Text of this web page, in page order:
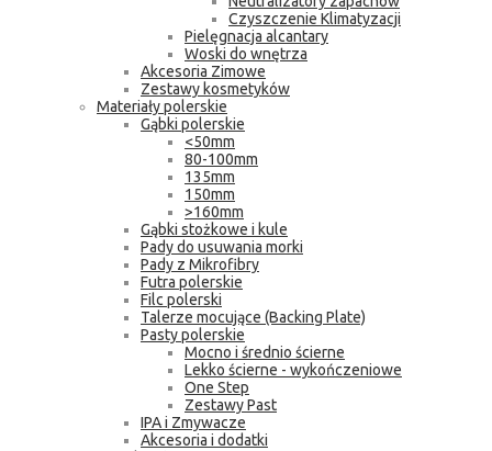
Czyszczenie Klimatyzacji
Pielęgnacja alcantary
Woski do wnętrza
Akcesoria Zimowe
Zestawy kosmetyków
Materiały polerskie
Gąbki polerskie
<50mm
80-100mm
135mm
150mm
>160mm
Gąbki stożkowe i kule
Pady do usuwania morki
Pady z Mikrofibry
Futra polerskie
Filc polerski
Talerze mocujące (Backing Plate)
Pasty polerskie
Mocno i średnio ścierne
Lekko ścierne - wykończeniowe
One Step
Zestawy Past
IPA i Zmywacze
Akcesoria i dodatki